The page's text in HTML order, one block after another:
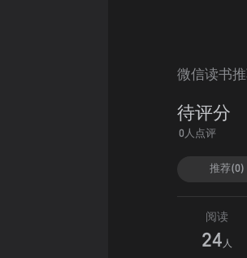
微信读书
待评分
0人点评
推荐(0)
阅读
24 人